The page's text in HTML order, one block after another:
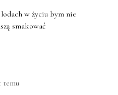
w życiu bym nie
smakować
temu